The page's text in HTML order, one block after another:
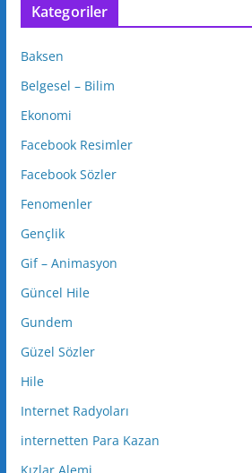
Kategoriler
Baksen
Belgesel – Bilim
Ekonomi
Facebook Resimler
Facebook Sözler
Fenomenler
Gençlik
Gif – Animasyon
Güncel Hile
Gundem
Güzel Sözler
Hile
Internet Radyoları
internetten Para Kazan
Kızlar Alemi